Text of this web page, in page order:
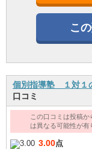
こ
個別指導塾 １対１
口コミ
この口コミは投稿
は異なる可能性が有
3.00点